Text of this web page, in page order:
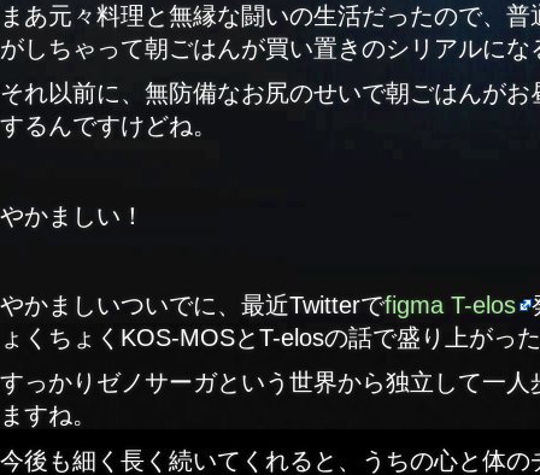
まあ元々料理と無縁な闘いの生活だったので、
がしちゃって朝ごはんが買い置きのシリアルにな
それ以前に、無防備なお尻のせいで朝ごはんが
するんですけどね。
やかましい！
やかましいついでに、最近Twitterでfigma T-elos
ょくちょくKOS-MOSとT-elosの話で盛り上がっ
すっかりゼノサーガという世界から独立して一
ますね。
今後も細く長く続いてくれると、うちの心と体